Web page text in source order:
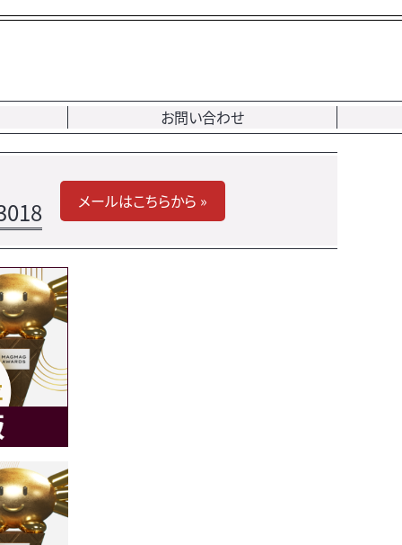
お問い合わせ
メールはこちらから »